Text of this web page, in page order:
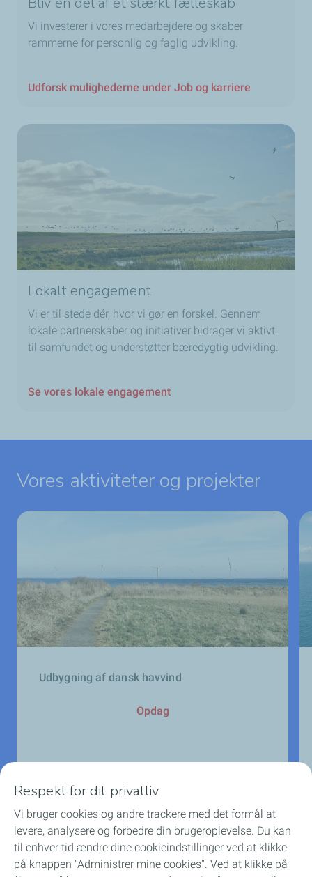
Vi investerer i vores medarbejdere og skaber
rammerne for personlig og faglig udvikling.
Udforsk mulighederne under Job og karriere
Lokalt engagement
Vi er til stede dér, hvor vi gør en forskel. Gennem
lokale partnerskaber og initiativer bidrager vi aktivt
til samfundet og understøtter bæredygtig udvikling.
Se vores lokale engagement
Vores aktiviteter og projekter
Udbygning af dansk havvind
Opdag
Forrige slideNæste
Respekt for dit privatliv
Vi bruger cookies og andre trackere med det formål at
levere, analysere og forbedre din brugeroplevelse. Du kan
til enhver tid ændre dine cookieindstillinger ved at klikke
på knappen "Administrer mine cookies". Ved at klikke på